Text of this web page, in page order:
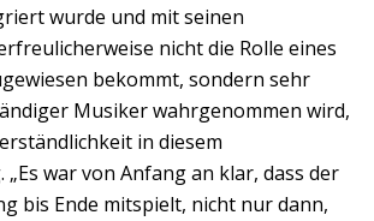
wurde und mit seinen
nicht die Rolle eines
bekommt, sondern sehr
Musiker wahrgenommen wird,
in diesem
„Es war von Anfang an klar, dass der
bis Ende mitspielt, nicht nur dann,